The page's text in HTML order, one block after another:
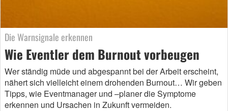
Die Warnsignale erkennen
Wie Eventler dem Burnout vorbeugen
Wer ständig müde und abgespannt bei der Arbeit erscheint,
nähert sich vielleicht einem drohenden Burnout… Wir geben
Tipps, wie Eventmanager und –planer die Symptome
erkennen und Ursachen in Zukunft vermeiden.